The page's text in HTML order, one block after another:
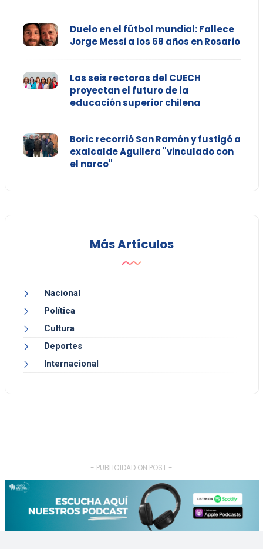
Duelo en el fútbol mundial: Fallece
Jorge Messi a los 68 años en Rosario
Las seis rectoras del CUECH
proyectan el futuro de la
educación superior chilena
Boric recorrió San Ramón y fustigó a
exalcalde Aguilera "vinculado con
el narco"
Más Artículos
Nacional
Política
Cultura
Deportes
Internacional
- PUBLICIDAD ON POST -